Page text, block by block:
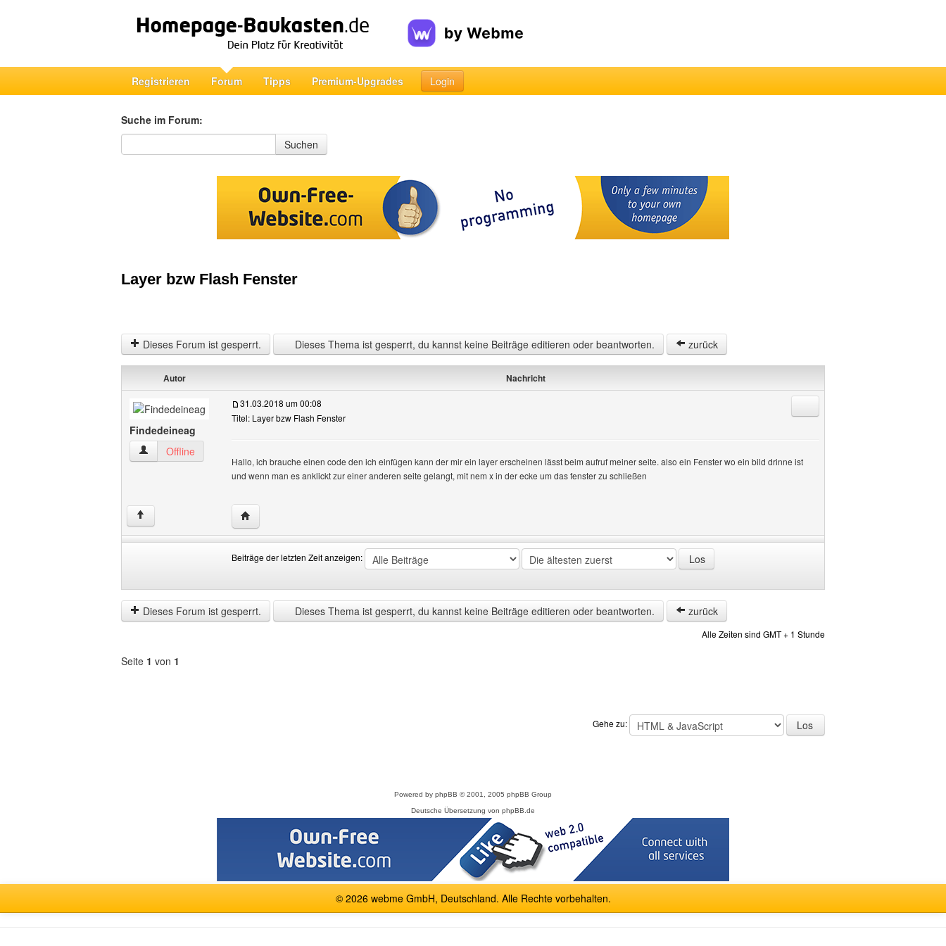
Registrieren Forum Tipps Premium-Upgrades Login
Suche im Forum:
Suche im Forum
Suchen
Layer bzw Flash Fenster
Dieses Forum ist gesperrt. Dieses Thema ist gesperrt, du kannst keine Beiträge editieren oder beantworten. zurück
Autor Nachricht
Findedeineag
Findedeineag Benutzer-Profile anzeigen
Offline
31.03.2018 um 00:08
Titel: Layer bzw Flash Fenster
Hallo, ich brauche einen code den ich einfügen kann der mir ein layer erscheinen lässt beim aufruf meiner seite. also ein Fenster wo ein bild drinne ist
und wenn man es anklickt zur einer anderen seite gelangt, mit nem x in der ecke um das fenster zu schließen
↑ Website dieses Benutzers besuchen: Findedeineag
Beiträge der letzten Zeit anzeigen:
der
letzten
Zeit
by
Dieses Forum ist gesperrt.
Dieses Thema ist gesperrt, du kannst keine Beiträge editieren oder beantworten. zurück
Alle Zeiten sind GMT + 1 Stunde
Seite 1 von 1
Gehe zu:
Powered by phpBB © 2001, 2005 phpBB Group
Deutsche Übersetzung von phpBB.de
© 2026 webme GmbH, Deutschland. Alle Rechte vorbehalten.